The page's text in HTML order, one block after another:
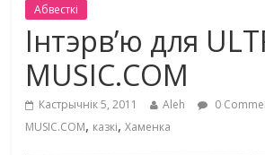
Абвесткі
Інтэрв’ю для
MUSIC.COM
Кастрычнік 5, 2011 Aleh 0
MUSIC.COM, казкі,Хаменка